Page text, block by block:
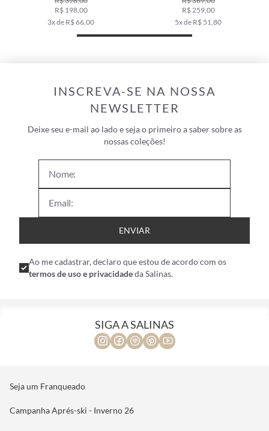
R$ 198,00
3x de R$ 66,00
R$ 259,00
5x de R$ 51,80
INSCREVA-SE NA NOSSA
NEWSLETTER
Deixe seu e-mail ao lado e seja o primeiro a saber sobre as
nossas coleções!
ENVIAR
Ao me cadastrar, declaro que estou de acordo com os
termos de uso e privacidadeda Salinas.
SIGA A SALINAS
Seja um Franqueado
Campanha Aprés-ski - Inverno 26